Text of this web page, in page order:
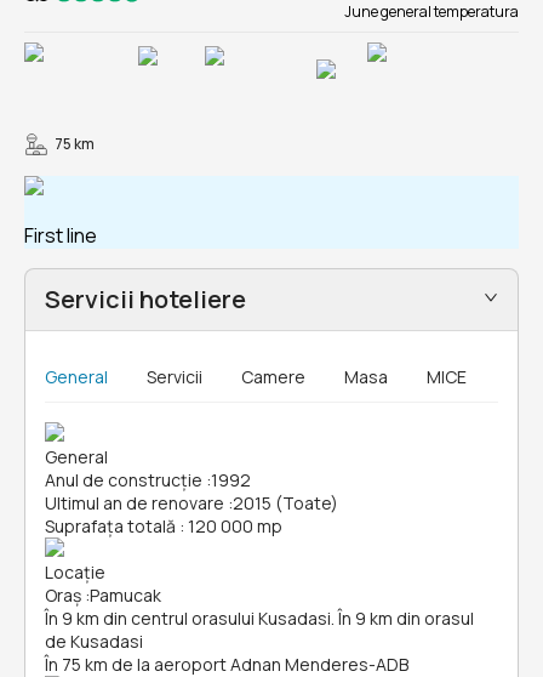
June general temperatura
75 km
First line
Servicii hoteliere
General Servicii Camere Masa MICE
General
Anul de construcție :1992
Ultimul an de renovare :2015 (Toate)
Suprafața totală : 120 000 mp
Locație
Oraș :Pamucak
În 9 km din centrul orasului Kusadasi. În 9 km din orasul
de Kusadasi
În 75 km de la aeroport Adnan Menderes-ADB